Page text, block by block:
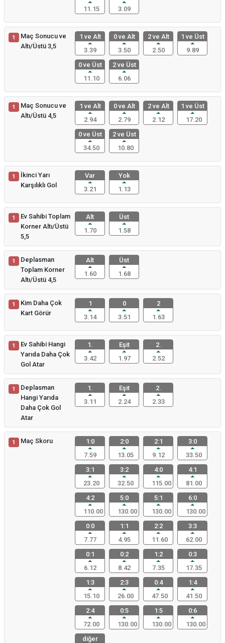
11.15 3.09
1
Maç Sonucu ve
Altı/Üstü 3,5
1 ve Alt
3.39
0 ve Alt
3.50
2 ve Alt
2.50
1 ve Üst
9.89
0 ve Üst
11.10
2 ve Üst
6.06
1
Maç Sonucu ve
Altı/Üstü 4,5
1 ve Alt
2.94
0 ve Alt
2.79
2 ve Alt
2.12
1 ve Üst
17.20
0 ve Üst
34.50
2 ve Üst
10.80
1
İkinci Yarı
Karşılıklı Gol
Var
3.21
Yok
1.13
1
Ev Sahibi Toplam
Korner Altı/Üstü
5,5
Alt
1.70
Üst
1.58
1
Deplasman
Toplam Korner
Altı/Üstü 4,5
Alt
1.60
Üst
1.68
1
Kim Daha Çok
Kart Görür
1
3.14
0
3.51
2
1.63
1
Ev Sahibi Hangi
Yarıda Daha Çok
Gol Atar
1.
3.42
Eşit
1.97
2.
2.52
1
Deplasman
Hangi Yarıda
Daha Çok Gol
Atar
1.
3.11
Eşit
2.24
2.
2.33
1 Maç Skoru
1:0
7.59
2:0
13.05
2:1
9.12
3:0
33.50
3:1
23.20
3:2
32.50
4:0
115.00
4:1
81.00
4:2
110.00
5:0
130.00
5:1
130.00
6:0
130.00
0:0
7.77
1:1
4.95
2:2
11.60
3:3
62.00
0:1
6.12
0:2
8.42
1:2
7.35
0:3
17.35
1:3
15.10
2:3
26.00
0:4
47.50
1:4
41.50
2:4
72.00
0:5
130.00
1:5
130.00
0:6
130.00
diğer